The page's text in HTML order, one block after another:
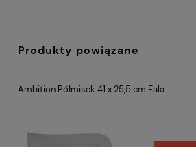
Produkty powiązane
Ambition Półmisek 41 x 25,5 cm Fala